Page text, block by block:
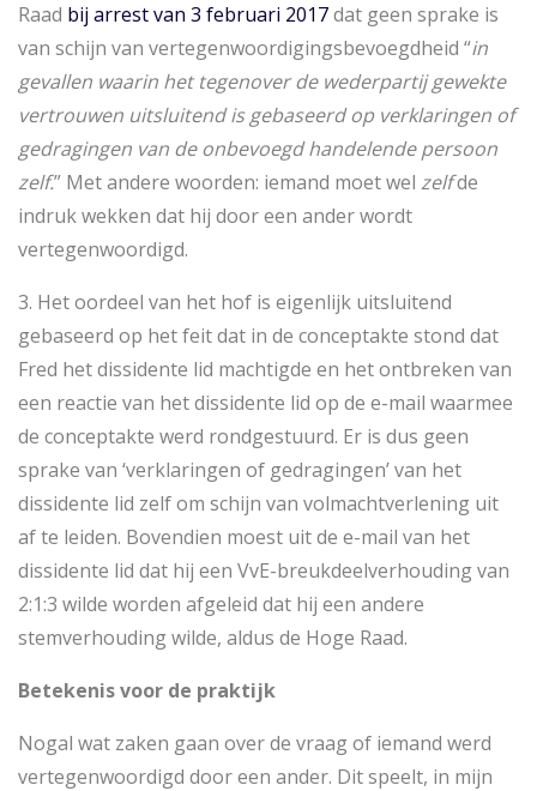
Raad bij arrest van 3 februari 2017dat geen sprake is
van schijn van vertegenwoordigingsbevoegdheid “in
gevallen waarin het tegenover de wederpartij gewekte
vertrouwen uitsluitend is gebaseerd op verklaringen of
gedragingen van de onbevoegd handelende persoon
zelf.” Met andere woorden: iemand moet wel zelfde
indruk wekken dat hij door een ander wordt
vertegenwoordigd.
3. Het oordeel van het hof is eigenlijk uitsluitend
gebaseerd op het feit dat in de conceptakte stond dat
Fred het dissidente lid machtigde en het ontbreken van
een reactie van het dissidente lid op de e-mail waarmee
de conceptakte werd rondgestuurd. Er is dus geen
sprake van ‘verklaringen of gedragingen’ van het
dissidente lid zelf om schijn van volmachtverlening uit
af te leiden. Bovendien moest uit de e-mail van het
dissidente lid dat hij een VvE-breukdeelverhouding van
2:1:3 wilde worden afgeleid dat hij een andere
stemverhouding wilde, aldus de Hoge Raad.
Betekenis voor de praktijk
Nogal wat zaken gaan over de vraag of iemand werd
vertegenwoordigd door een ander. Dit speelt, in mijn